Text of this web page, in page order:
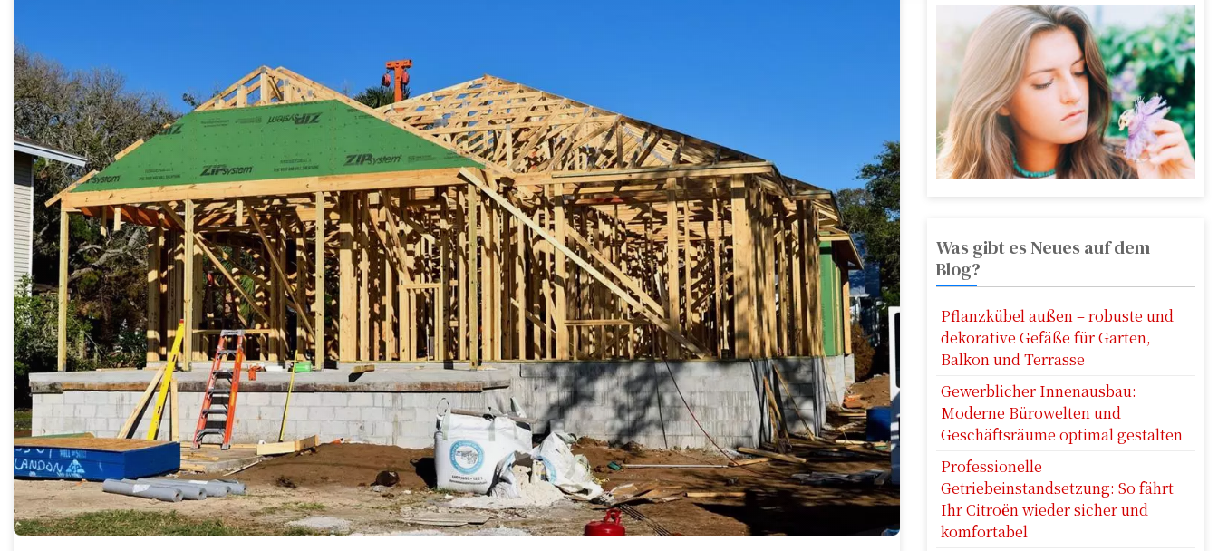
Was gibt es Neues auf dem
Blog?
Pflanzkübel außen – robuste und
dekorative Gefäße für Garten,
Balkon und Terrasse
Gewerblicher Innenausbau:
Moderne Bürowelten und
Geschäftsräume optimal gestalten
Professionelle
Getriebeinstandsetzung: So fährt
Ihr Citroën wieder sicher und
komfortabel